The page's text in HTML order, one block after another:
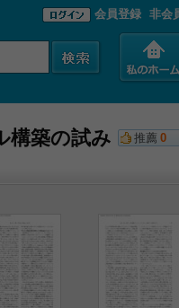
会員登録 非会
構築の試み 推薦 0